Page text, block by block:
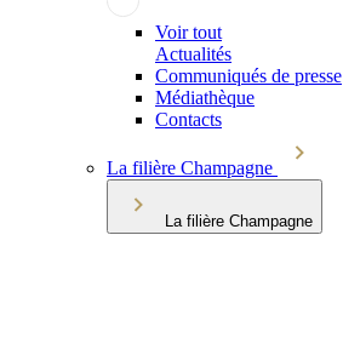
Voir tout
Actualités
Communiqués de presse
Médiathèque
Contacts
La filière Champagne
La filière Champagne